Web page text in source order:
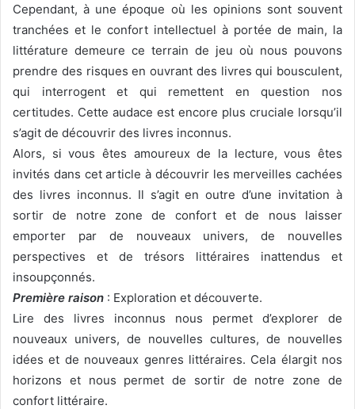
Cependant, à une époque où les opinions sont souvent
tranchées et le confort intellectuel à portée de main, la
littérature demeure ce terrain de jeu où nous pouvons
prendre des risques en ouvrant des livres qui bousculent,
qui interrogent et qui remettent en question nos
certitudes. Cette audace est encore plus cruciale lorsqu’il
s’agit de découvrir des livres inconnus.
Alors, si vous êtes amoureux de la lecture, vous êtes
invités dans cet article à découvrir les merveilles cachées
des livres inconnus. Il s’agit en outre d’une invitation à
sortir de notre zone de confort et de nous laisser
emporter par de nouveaux univers, de nouvelles
perspectives et de trésors littéraires inattendus et
insoupçonnés.
Première raison : Exploration et découverte.
Lire des livres inconnus nous permet d’explorer de
nouveaux univers, de nouvelles cultures, de nouvelles
idées et de nouveaux genres littéraires. Cela élargit nos
horizons et nous permet de sortir de notre zone de
confort littéraire.